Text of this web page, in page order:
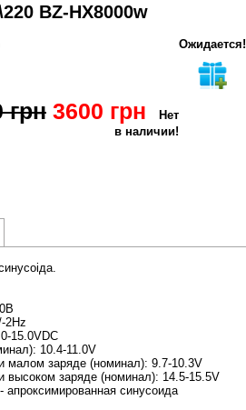
BZ-HX8000w
Ожидается!
грн 3600 грн
Нет
в наличии!
2Hz
15.0VDC
10.4-11.0V
малом заряде (номинал): 9.7-10.3V
высоком заряде (номинал): 14.5-15.5V
апроксимированная синусоида